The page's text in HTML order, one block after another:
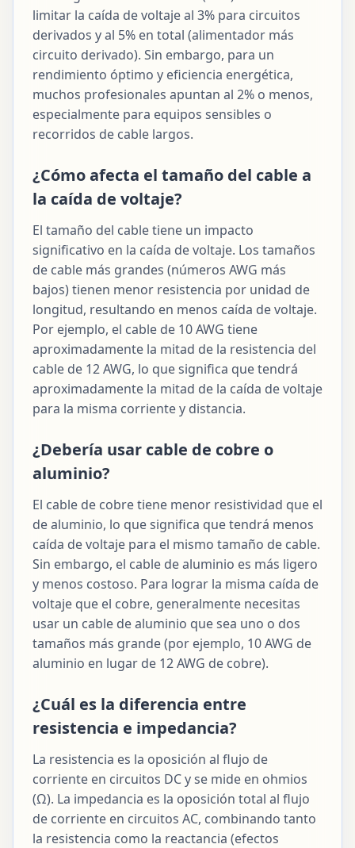
limitar la caída de voltaje al 3% para circuitos
derivados y al 5% en total (alimentador más
circuito derivado). Sin embargo, para un
rendimiento óptimo y eficiencia energética,
muchos profesionales apuntan al 2% o menos,
especialmente para equipos sensibles o
recorridos de cable largos.
¿Cómo afecta el tamaño del cable a
la caída de voltaje?
El tamaño del cable tiene un impacto
significativo en la caída de voltaje. Los tamaños
de cable más grandes (números AWG más
bajos) tienen menor resistencia por unidad de
longitud, resultando en menos caída de voltaje.
Por ejemplo, el cable de 10 AWG tiene
aproximadamente la mitad de la resistencia del
cable de 12 AWG, lo que significa que tendrá
aproximadamente la mitad de la caída de voltaje
para la misma corriente y distancia.
¿Debería usar cable de cobre o
aluminio?
El cable de cobre tiene menor resistividad que el
de aluminio, lo que significa que tendrá menos
caída de voltaje para el mismo tamaño de cable.
Sin embargo, el cable de aluminio es más ligero
y menos costoso. Para lograr la misma caída de
voltaje que el cobre, generalmente necesitas
usar un cable de aluminio que sea uno o dos
tamaños más grande (por ejemplo, 10 AWG de
aluminio en lugar de 12 AWG de cobre).
¿Cuál es la diferencia entre
resistencia e impedancia?
La resistencia es la oposición al flujo de
corriente en circuitos DC y se mide en ohmios
(Ω). La impedancia es la oposición total al flujo
de corriente en circuitos AC, combinando tanto
la resistencia como la reactancia (efectos